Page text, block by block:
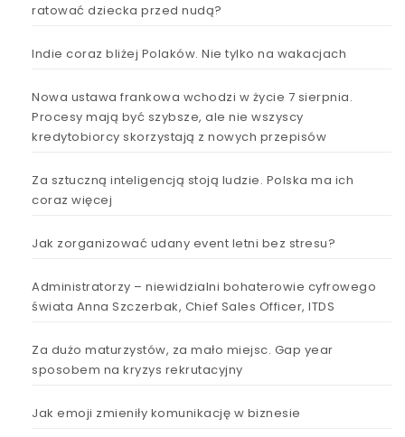
ratować dziecka przed nudą?
Indie coraz bliżej Polaków. Nie tylko na wakacjach
Nowa ustawa frankowa wchodzi w życie 7 sierpnia.
Procesy mają być szybsze, ale nie wszyscy
kredytobiorcy skorzystają z nowych przepisów
Za sztuczną inteligencją stoją ludzie. Polska ma ich
coraz więcej
Jak zorganizować udany event letni bez stresu?
Administratorzy – niewidzialni bohaterowie cyfrowego
świata Anna Szczerbak, Chief Sales Officer, ITDS
Za dużo maturzystów, za mało miejsc. Gap year
sposobem na kryzys rekrutacyjny
Jak emoji zmieniły komunikację w biznesie